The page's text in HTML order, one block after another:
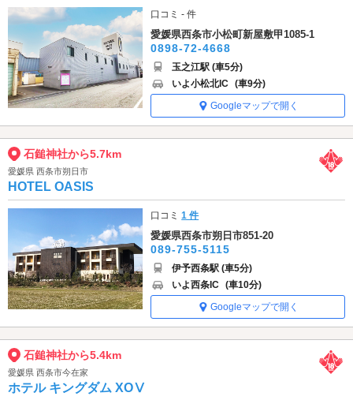
口コミ - 件
愛媛県西条市小松町新屋敷甲1085-1
0898-72-4668
玉之江駅 (車5分)
いよ小松北IC (車9分)
Googleマップで開く
石鎚神社から5.7km
愛媛県 西条市朔日市
HOTEL OASIS
口コミ1 件
愛媛県西条市朔日市851-20
089-755-5115
伊予西条駅 (車5分)
いよ西条IC (車10分)
Googleマップで開く
石鎚神社から5.4km
愛媛県 西条市今在家
ホテル キングダム XOⅤ